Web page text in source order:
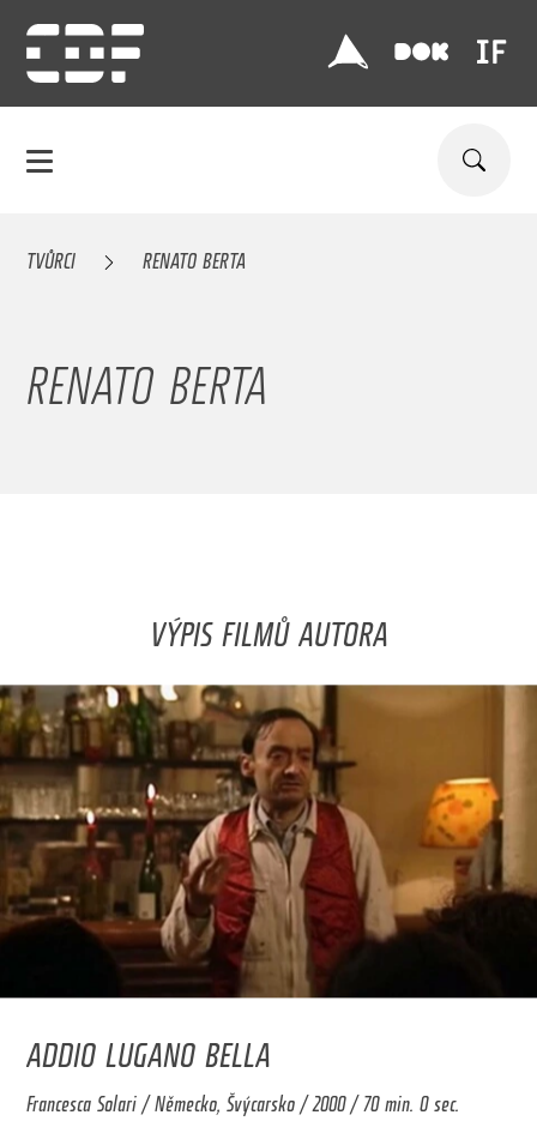
TVŮRCI RENATO BERTA
RENATO BERTA
VÝPIS FILMŮ AUTORA
ADDIO LUGANO BELLA
Francesca Solari / Německo, Švýcarsko / 2000 / 70 min. 0 sec.